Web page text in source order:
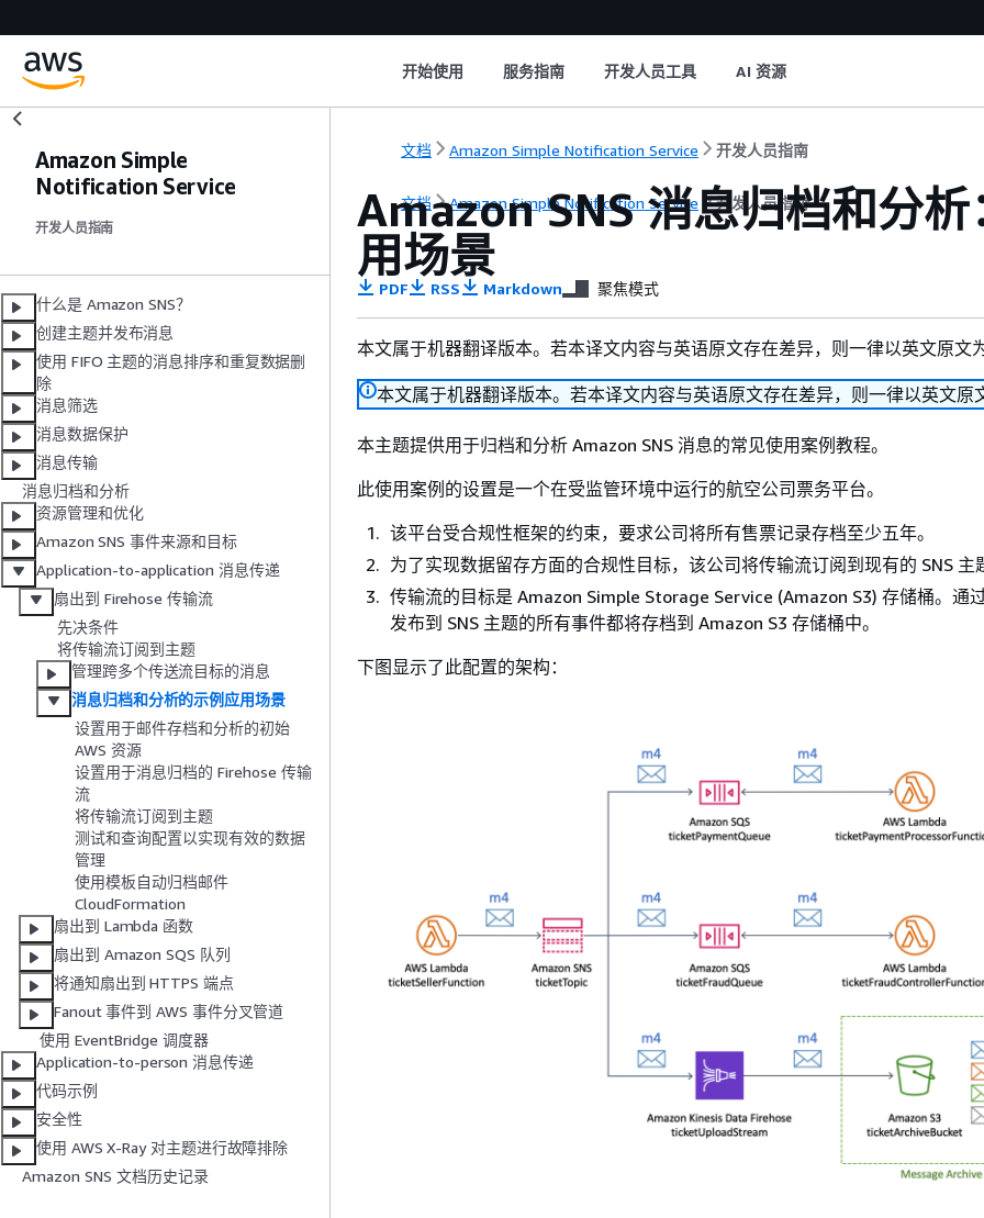
开始使用 服务指南 开发人员工具 AI 资源
Amazon Simple
Notification Service
开发人员指南
什么是 Amazon SNS？
创建主题并发布消息
使用 FIFO 主题的消息排序和重复数据删
除
消息筛选
消息数据保护
消息传输
消息归档和分析
资源管理和优化
Amazon SNS 事件来源和目标
Application-to-application 消息传递
扇出到 Firehose 传输流
先决条件
将传输流订阅到主题
管理跨多个传送流目标的消息
消息归档和分析的示例应用场景
设置用于邮件存档和分析的初始
AWS 资源
设置用于消息归档的 Firehose 传输
流
将传输流订阅到主题
测试和查询配置以实现有效的数据
管理
使用模板自动归档邮件
CloudFormation
扇出到 Lambda 函数
扇出到 Amazon SQS 队列
将通知扇出到 HTTPS 端点
Fanout 事件到 AWS 事件分叉管道
使用 EventBridge 调度器
Application-to-person 消息传递
代码示例
安全性
使用 AWS X-Ray 对主题进行故障排除
Amazon SNS 文档历史记录
文档 Amazon Simple Notification Service 开发人员指南
文档 Amazon Simple Notification Service 开发人员指南
Amazon SNS 消息归档和分
用场景
PDF RSS Markdown 聚焦模式
本文属于机器翻译版本。若本译文内容与英语原文存在差异，则一律以英文原文为
本文属于机器翻译版本。若本译文内容与英语原文存在差异，则一律以英文原
本主题提供用于归档和分析 Amazon SNS 消息的常见使用案例教程。
此使用案例的设置是一个在受监管环境中运行的航空公司票务平台。
该平台受合规性框架的约束，要求公司将所有售票记录存档至少五年。
为了实现数据留存方面的合规性目标，该公司将传输流订阅到现有的 SNS 主
传输流的目标是 Amazon Simple Storage Service (Amazon S3) 存储桶。通过
发布到 SNS 主题的所有事件都将存档到 Amazon S3 存储桶中。
下图显示了此配置的架构：